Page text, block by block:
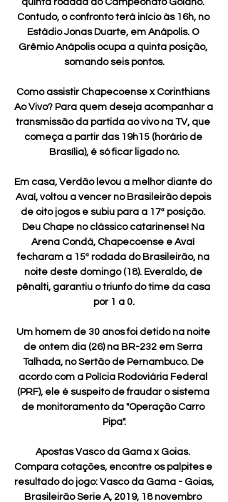
quinta rodada do Campeonato Goiano.
Contudo, o confronto terá início às 16h, no
Estádio Jonas Duarte, em Anápolis. O
Grêmio Anápolis ocupa a quinta posição,
somando seis pontos.
Como assistir Chapecoense x Corinthians
Ao Vivo? Para quem deseja acompanhar a
transmissão da partida ao vivo na TV, que
começa a partir das 19h15 (horário de
Brasília), é só ficar ligado no.
Em casa, Verdão levou a melhor diante do
Avaí, voltou a vencer no Brasileirão depois
de oito jogos e subiu para a 17ª posição.
Deu Chape no clássico catarinense! Na
Arena Condá, Chapecoense e Avaí
fecharam a 15ª rodada do Brasileirão, na
noite deste domingo (18). Everaldo, de
pênalti, garantiu o triunfo do time da casa
por 1 a 0.
Um homem de 30 anos foi detido na noite
de ontem dia (26) na BR-232 em Serra
Talhada, no Sertão de Pernambuco. De
acordo com a Polícia Rodoviária Federal
(PRF), ele é suspeito de fraudar o sistema
de monitoramento da "Operação Carro
Pipa".
Apostas Vasco da Gama x Goias.
Compara cotações, encontre os palpites e
resultado do jogo: Vasco da Gama - Goias,
Brasileirão Serie A, 2019, 18 novembro